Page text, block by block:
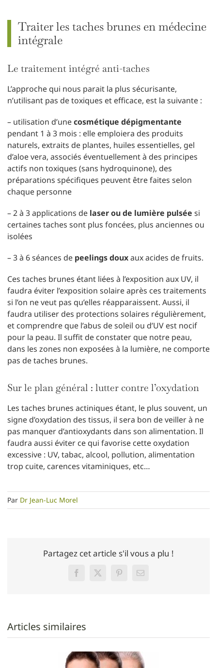
Traiter les taches brunes en médecine
intégrale
Le traitement intégré anti-taches
L’approche qui nous parait la plus sécurisante,
n’utilisant pas de toxiques et efficace, est la suivante :
– utilisation d’unecosmétique dépigmentante
pendant 1 à 3 mois : elle emploiera des produits
naturels, extraits de plantes, huiles essentielles, gel
d’aloe vera, associés éventuellement à des principes
actifs non toxiques (sans hydroquinone), des
préparations spécifiques peuvent être faites selon
chaque personne
– 2 à 3 applications de laser ou de lumière pulsée si
certaines taches sont plus foncées, plus anciennes ou
isolées
– 3 à 6 séances de peelings douxaux acides de fruits.
Ces taches brunes étant liées à l’exposition aux UV, il
faudra éviter l’exposition solaire après ces traitements
si l’on ne veut pas qu’elles réapparaissent. Aussi, il
faudra utiliser des protections solaires régulièrement,
et comprendre que l’abus de soleil ou d’UV est nocif
pour la peau. Il suffit de constater que notre peau,
dans les zones non exposées à la lumière, ne comporte
pas de taches brunes.
Sur le plan général : lutter contre l’oxydation
Les taches brunes actiniques étant, le plus souvent, un
signe d’oxydation des tissus, il sera bon de veiller à ne
pas manquer d’antioxydants dans son alimentation. Il
faudra aussi éviter ce qui favorise cette oxydation
excessive : UV, tabac, alcool, pollution, alimentation
trop cuite, carences vitaminiques, etc…
Par Dr Jean-Luc Morel
Partagez cet article s'il vous a plu !
FacebookTwitterPinterestEmail
Articles similaires